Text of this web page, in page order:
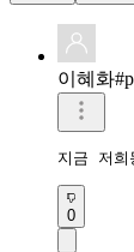
이혜화
지금 저희
0